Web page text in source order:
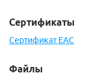
Сертификаты
Сертификат ЕАС
Файлы